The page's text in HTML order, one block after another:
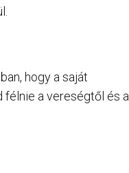
hogy a saját
félnie a vereségtől és a